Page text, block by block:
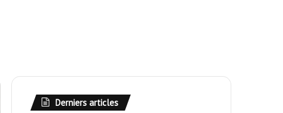
Derniers articles